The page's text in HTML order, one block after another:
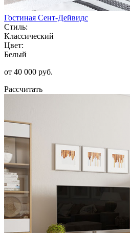
Гостиная Сент-Дейвидс
Стиль:
Классический
Цвет:
Белый
от 40 000 руб.
Рассчитать